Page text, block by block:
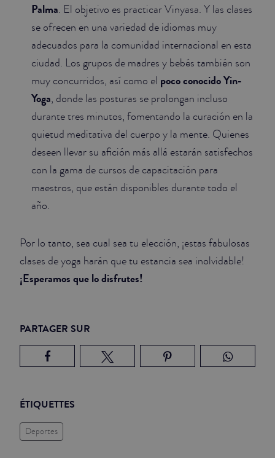
Palma. El objetivo es practicar Vinyasa. Y las clases
se ofrecen en una variedad de idiomas muy
adecuados para la comunidad internacional en esta
ciudad. Los grupos de madres y bebés también son
muy concurridos, así como el poco conocido Yin-
Yoga, donde las posturas se prolongan incluso
durante tres minutos, fomentando la curación en la
quietud meditativa del cuerpo y la mente. Quienes
deseen llevar su afición más allá estarán satisfechos
con la gama de cursos de capacitación para
maestros, que están disponibles durante todo el
año.
Por lo tanto, sea cual sea tu elección, ¡estas fabulosas
clases de yoga harán que tu estancia sea inolvidable!
¡Esperamos que lo disfrutes!
PARTAGER SUR
ÉTIQUETTES
Deportes